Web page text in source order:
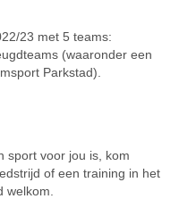
23 met 5 teams:
(waaronder een
Parkstad).
sport voor jou is, kom
of een training in het
welkom.